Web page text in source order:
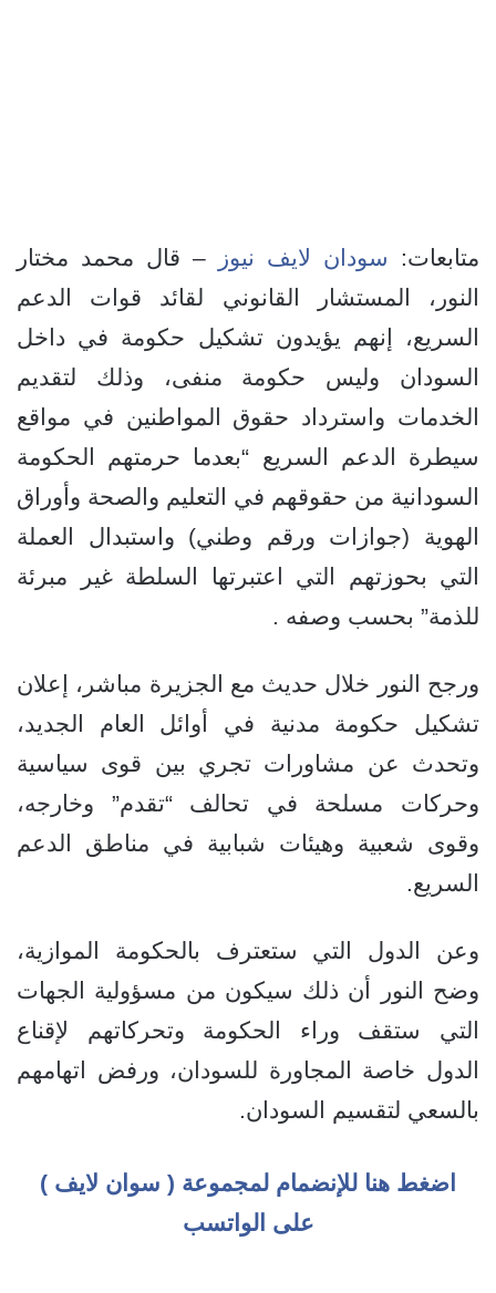
متابعات: سودان لايف نيوز
– قال محمد مختار
النور، المستشار القانوني لقائد قوات الدعم
السريع، إنهم يؤيدون تشكيل حكومة في داخل
السودان وليس حكومة منفى، وذلك لتقديم
الخدمات واسترداد حقوق المواطنين في مواقع
سيطرة الدعم السريع “بعدما حرمتهم الحكومة
السودانية من حقوقهم في التعليم والصحة وأوراق
الهوية (جوازات ورقم وطني) واستبدال العملة
التي بحوزتهم التي اعتبرتها السلطة غير مبرئة
للذمة” بحسب وصفه .
ورجح النور خلال حديث مع الجزيرة مباشر، إعلان
تشكيل حكومة مدنية في أوائل العام الجديد،
وتحدث عن مشاورات تجري بين قوى سياسية
وحركات مسلحة في تحالف “تقدم” وخارجه،
وقوى شعبية وهيئات شبابية في مناطق الدعم
السريع.
وعن الدول التي ستعترف بالحكومة الموازية،
وضح النور أن ذلك سيكون من مسؤولية الجهات
التي ستقف وراء الحكومة وتحركاتهم لإقناع
الدول خاصة المجاورة للسودان، ورفض اتهامهم
بالسعي لتقسيم السودان.
اضغط هنا للإنضمام لمجموعة ( سوان لايف )
على الواتسب